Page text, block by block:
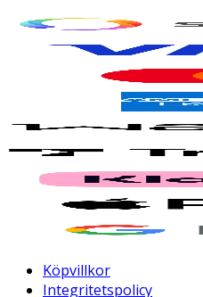
Köpvillkor
Integritetspolicy